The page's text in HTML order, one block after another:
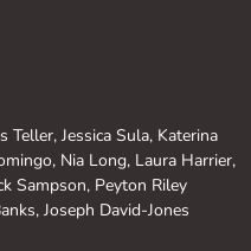
Teller, Jessica Sula, Katerina
Nia Long, Laura Harrier,
Sampson, Peyton Riley
Joseph David-Jones